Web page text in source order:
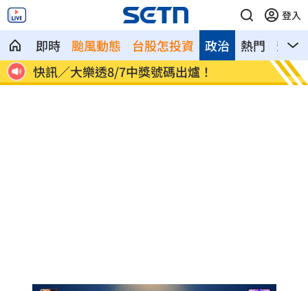
登入
即時 颱風動態 台股怎投資 熱門 影音
政治
火
快訊／大樂透8/7中獎號碼出爐！
老翁
酸